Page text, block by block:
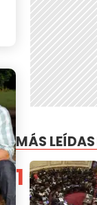
MÁS LEÍDAS
1